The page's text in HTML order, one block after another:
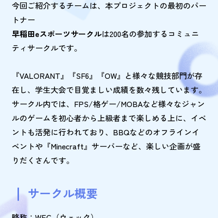
今回ご紹介するチームは、本プロジェクトの最初のパー
トナー
早稲田eスポーツサークルは200名の参加するコミュニ
ティサークルです。
『VALORANT』『SF6』『OW』と様々な競技部門が存
在し、学生大会で目覚ましい成績を数々残しています。
サークル内では、FPS/格ゲー/MOBAなど様々なジャン
ルのゲームを初心者から上級者まで楽しめる上に、イベ
ントも活発に行われており、BBQなどのオフラインイ
ベントや『Minecraft』サーバーなど、楽しい企画が盛
りだくさんです。
サークル概要